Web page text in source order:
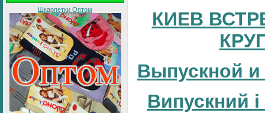
Шкарпетки Оптом
КИЕВ
Выпускной и
Випускний